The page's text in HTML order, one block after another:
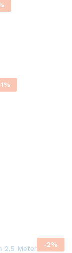
1%
-2%
2,5 Meter Plitur